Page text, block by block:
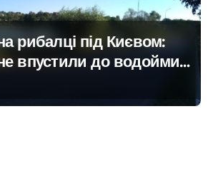
рибалці під Києвом:
впустили до водойми